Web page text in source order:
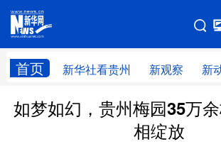
首页 新华社看贵州 新观察 新
网站地图
新华社看贵州 新观察 新动能
贵州领导
如梦如幻，贵州梅园35万
相绽放